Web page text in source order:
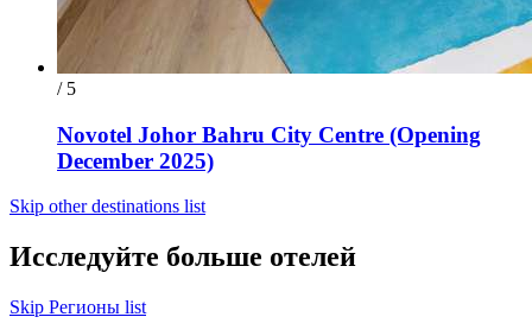
/ 5
Novotel Johor Bahru City Centre (Opening
December 2025)
Skip other destinations list
Исследуйте больше отелей
Skip Регионы list